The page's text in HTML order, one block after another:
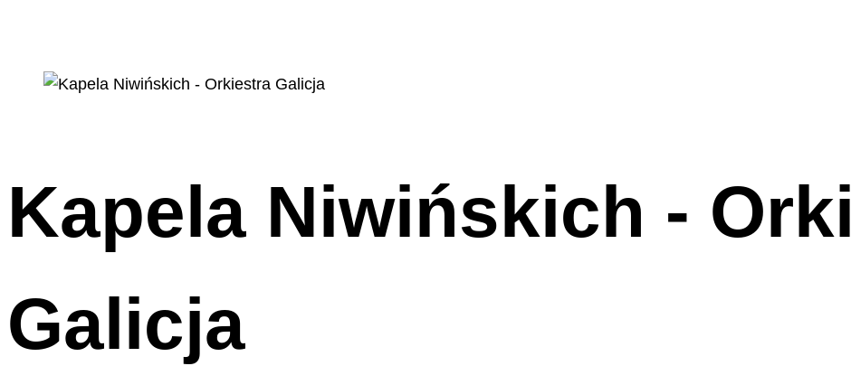
Kapela Niwińskich -
Galicja